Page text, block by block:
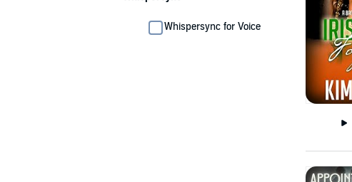
Whispersync for Voice